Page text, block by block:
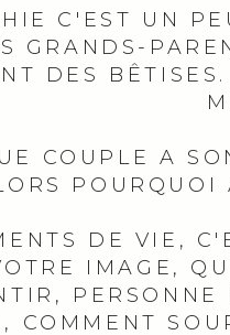
C'EST UN
GRANDS-
DES
COUPLE A
DE VIE,
IMAGE,
COMMENT